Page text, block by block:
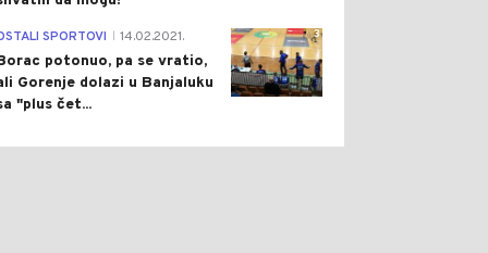
3
SPORTOVI 14.02.2021.
potonuo, pa se vratio,
Gorenje dolazi u Banjaluku
"plus čet...